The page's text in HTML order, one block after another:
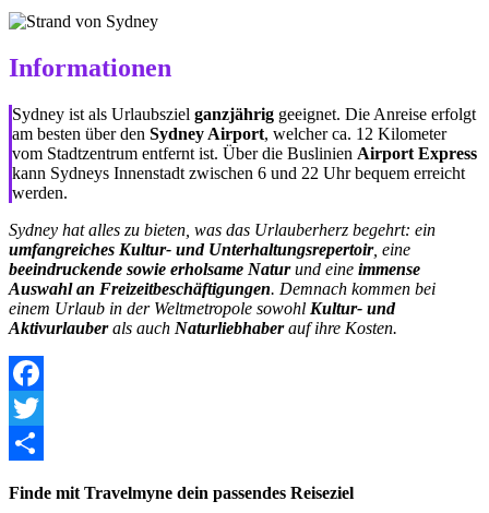
Informationen
Sydney ist als Urlaubsziel ganzjährig geeignet. Die Anreise erfolgt
am besten über den Sydney Airport, welcher ca. 12 Kilometer
vom Stadtzentrum entfernt ist. Über die Buslinien Airport Express
kann Sydneys Innenstadt zwischen 6 und 22 Uhr bequem erreicht
werden.
Sydney hat alles zu bieten, was das Urlauberherz begehrt: ein
umfangreiches Kultur- und Unterhaltungsrepertoir, eine
beeindruckende sowie erholsame Naturund eine immense
Auswahl an Freizeitbeschäftigungen. Demnach kommen bei
einem Urlaub in der Weltmetropole sowohl Kultur- und
Aktivurlauberals auch Naturliebhaberauf ihre Kosten.
Facebook
Twitter
Finde mit Travelmyne dein passendes Reiseziel